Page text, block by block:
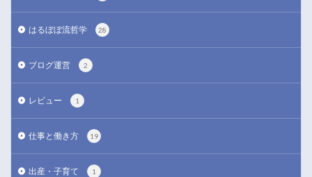
はるぼぼ流哲学 28
ブログ運営 2
レビュー 1
仕事と働き方 19
出産・子育て 1